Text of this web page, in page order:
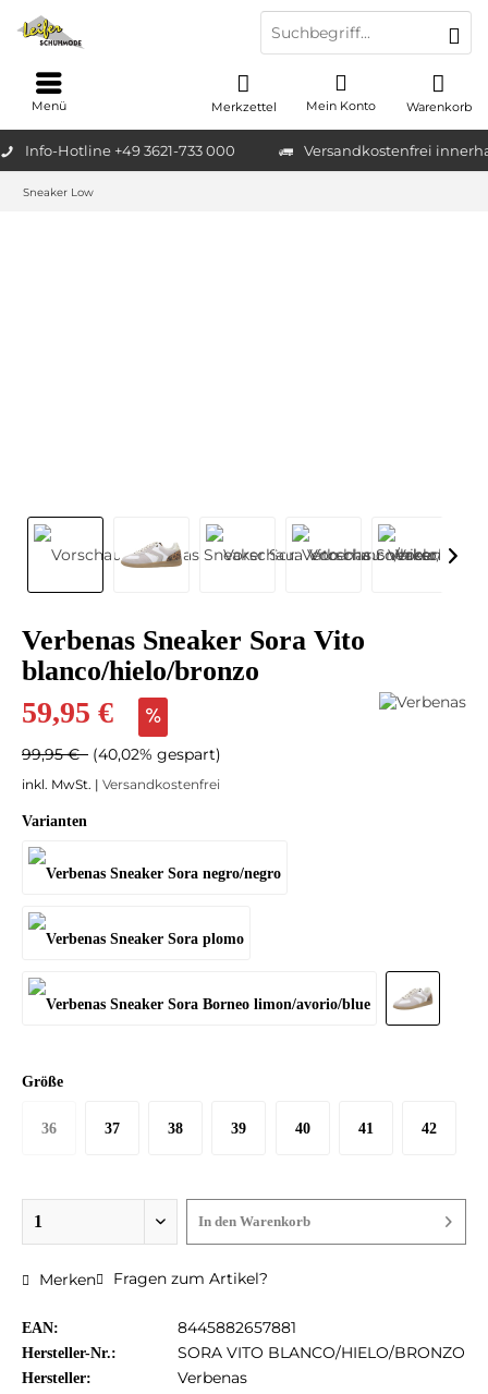
Info-Hotline +49 3621-733 000 Versandkostenfrei
Warenkorb
Merkzettel Mein Konto
Menü
Sneaker Low
Verbenas Sneaker Sora Vito
blanco/hielo/bronzo
59,95 €
99,95 € (40,02% gespart)
inkl. MwSt. | Versandkostenfrei
Varianten
Größe
36 37 38 39 40 41 42
In den Warenkorb
Merken Fragen zum Artikel?
EAN: 8445882657881
Hersteller-Nr.: SORA VITO BLANCO/HIELO/BRONZO
Hersteller: Verbenas